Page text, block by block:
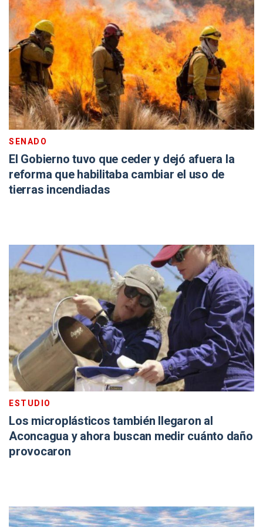
SENADO
El Gobierno tuvo que ceder y dejó afuera la
reforma que habilitaba cambiar el uso de
tierras incendiadas
ESTUDIO
Los microplásticos también llegaron al
Aconcagua y ahora buscan medir cuánto daño
provocaron